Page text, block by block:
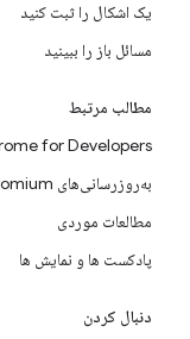
یک اشکال را ثبت کنید
مسائل باز را ببینید
مطالب مرتبط
for Developers
به‌روزرسانی‌های Chromium
مطالعات موردی
پادکست ها و نمایش ها
دنبال کردن